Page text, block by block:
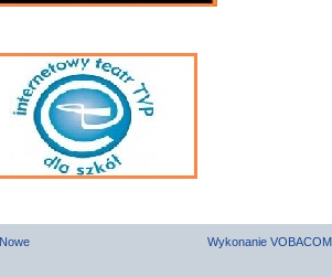
Wykonanie VOBACOM